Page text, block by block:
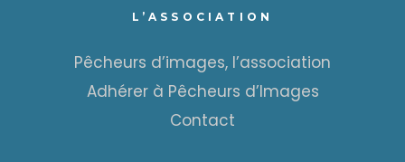
L’ASSOCIATION
Pêcheurs d’images, l’association
Adhérer à Pêcheurs d’Images
Contact